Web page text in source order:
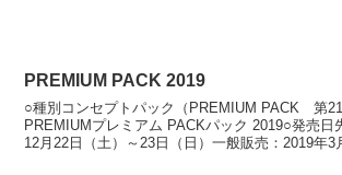
PREMIUM PACK 2019
○種別コンセプトパック（PREMIUM PACK 第
PREMIUMプレミアム PACKパック 2019○発売日
12月22日（土）～23日（日）一般販売：2019年3